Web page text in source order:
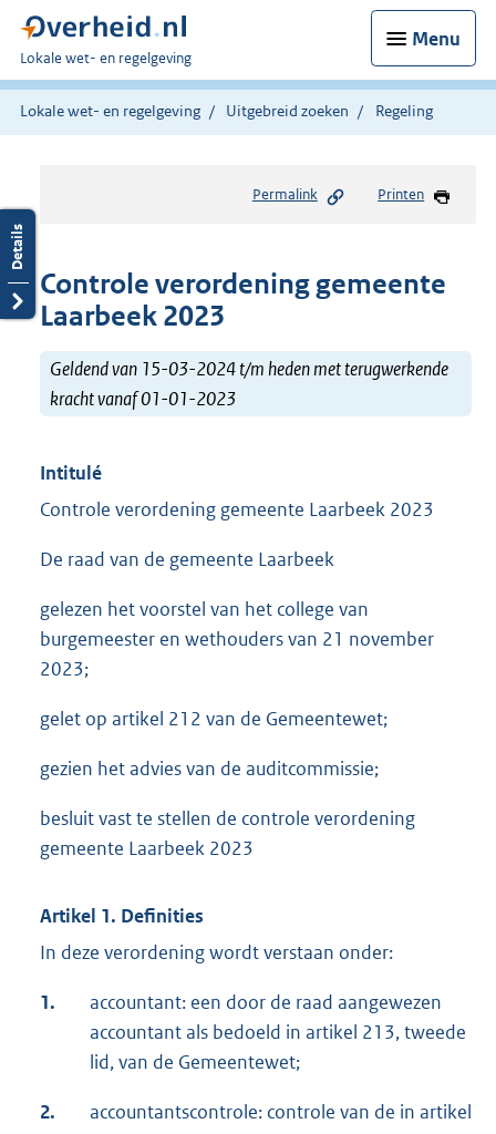
Menu
U
bent
hier:
Lokale wet- en regelgeving
Lokale wet- en regelgeving Uitgebreid zoeken Regeling
Permalink Printen
Controle verordening gemeente
Laarbeek 2023
Geldend van 15-03-2024 t/m heden met terugwerkende
kracht vanaf 01-01-2023
Intitulé
Controle verordening gemeente Laarbeek 2023
De raad van de gemeente Laarbeek
gelezen het voorstel van het college van
burgemeester en wethouders van 21 november
2023;
gelet op artikel 212 van de Gemeentewet;
gezien het advies van de auditcommissie;
besluit vast te stellen de controle verordening
gemeente Laarbeek 2023
Artikel 1. Definities
In deze verordening wordt verstaan onder:
1.
accountant: een door de raad aangewezen
accountant als bedoeld in artikel 213, tweede
lid, van de Gemeentewet;
2.
accountantscontrole: controle van de in artikel